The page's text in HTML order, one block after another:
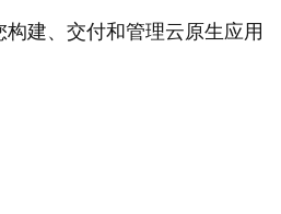
建、交付和管理云原生应用